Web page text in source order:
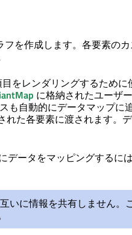
フを作成します。各要素の
をレンダリングするために
に格納されたユーザ
も自動的にデータマップに
れた各要素に渡されます。
ータをマッピングするには
いに情報を共有しません。